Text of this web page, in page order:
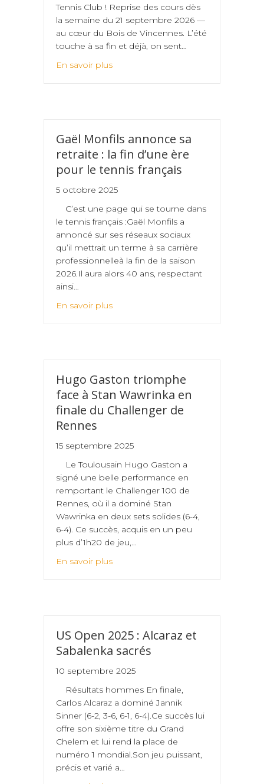
Tennis Club ! Reprise des cours dès
la semaine du 21 septembre 2026 —
au cœur du Bois de Vincennes. L’été
touche à sa fin et déjà, on sent…
En savoir plus
Gaël Monfils annonce sa
retraite : la fin d’une ère
pour le tennis français
5 octobre 2025
C’est une page qui se tourne dans
le tennis français :Gaël Monfils a
annoncé sur ses réseaux sociaux
qu’il mettrait un terme à sa carrière
professionnelleà la fin de la saison
2026.Il aura alors 40 ans, respectant
ainsi…
En savoir plus
Hugo Gaston triomphe
face à Stan Wawrinka en
finale du Challenger de
Rennes
15 septembre 2025
Le Toulousain Hugo Gaston a
signé une belle performance en
remportant le Challenger 100 de
Rennes, où il a dominé Stan
Wawrinka en deux sets solides (6-4,
6-4). Ce succès, acquis en un peu
plus d’1h20 de jeu,…
En savoir plus
US Open 2025 : Alcaraz et
Sabalenka sacrés
10 septembre 2025
Résultats hommes En finale,
Carlos Alcaraz a dominé Jannik
Sinner (6-2, 3-6, 6-1, 6-4).Ce succès lui
offre son sixième titre du Grand
Chelem et lui rend la place de
numéro 1 mondial.Son jeu puissant,
précis et varié a…